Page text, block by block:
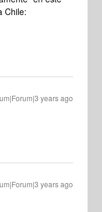
Chile:
years ago
years ago